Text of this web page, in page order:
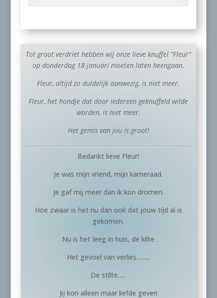
Tot groot verdriet hebben wij onze lieve knuffel “Fleur”
op donderdag 18 januari moeten laten heengaan.
Fleur, altijd zo duidelijk aanwezig, is niet meer.
Fleur, het hondje dat door iedereen geknuffeld wilde
worden, is niet meer.
Het gemis van jou is groot!
Bedankt lieve Fleur!
Je was mijn vriend, mijn kameraad.
Je gaf mij meer dan ik kon dromen.
Hoe zwaar is het nu dan ook dat jouw tijd al is
gekomen.
Nu is het leeg in huis, de kilte
Het gevoel van verlies……..
De stilte…..
Jij kon alleen maar liefde geven